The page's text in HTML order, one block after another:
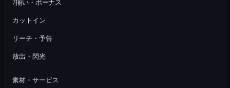
7揃い・ボーナス
カットイン
リーチ・予告
放出・閃光
素材・サービス